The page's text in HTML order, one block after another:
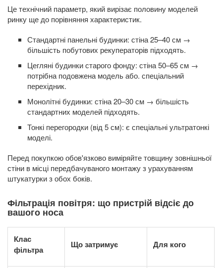
Це технічний параметр, який вирізає половину моделей
ринку ще до порівняння характеристик.
Стандартні панельні будинки: стіна 25–40 см →
більшість побутових рекуператорів підходять.
Цегляні будинки старого фонду: стіна 50–65 см →
потрібна подовжена модель або. спеціальний
перехідник.
Монолітні будинки: стіна 20–30 см → більшість
стандартних моделей підходять.
Тонкі перегородки (від 5 см): є спеціальні ультратонкі
моделі.
Перед покупкою обов'язково виміряйте товщину зовнішньої
стіни в місці передбачуваного монтажу з урахуванням
штукатурки з обох боків.
Фільтрація повітря: що пристрій відсіє до
вашого носа
Клас
фільтра
Що затримує Для кого